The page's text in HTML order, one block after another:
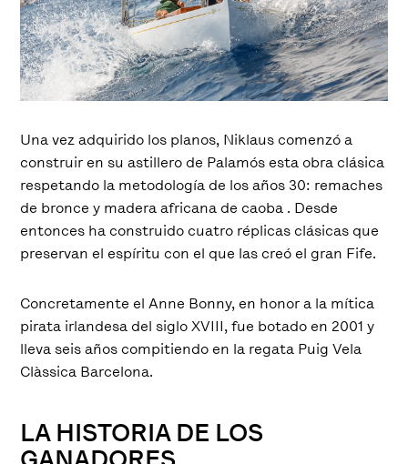
Una vez adquirido los planos, Niklaus comenzó a
construir en su astillero de Palamós esta obra clásica
respetando la metodología de los años 30: remaches
de bronce y madera africana de caoba . Desde
entonces ha construido cuatro réplicas clásicas que
preservan el espíritu con el que las creó el gran Fife.
Concretamente el Anne Bonny, en honor a la mítica
pirata irlandesa del siglo XVIII, fue botado en 2001 y
lleva seis años compitiendo en la regata Puig Vela
Clàssica Barcelona.
LA HISTORIA DE LOS